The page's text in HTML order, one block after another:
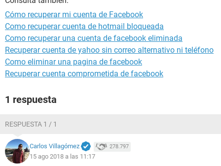
Cómo recuperar mi cuenta de Facebook
Como recuperar cuenta de hotmail bloqueada
Como recuperar una cuenta de facebook eliminada
Recuperar cuenta de yahoo sin correo alternativo ni teléfono
Como eliminar una pagina de facebook
Recuperar cuenta comprometida de facebook
1 respuesta
RESPUESTA 1 / 1
Carlos Villagómez 278.797
15 ago 2018 a las 11:17